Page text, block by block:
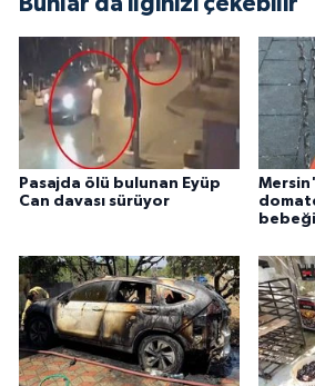
Pasajda ölü bulunan Eyüp
Can davası sürüyor